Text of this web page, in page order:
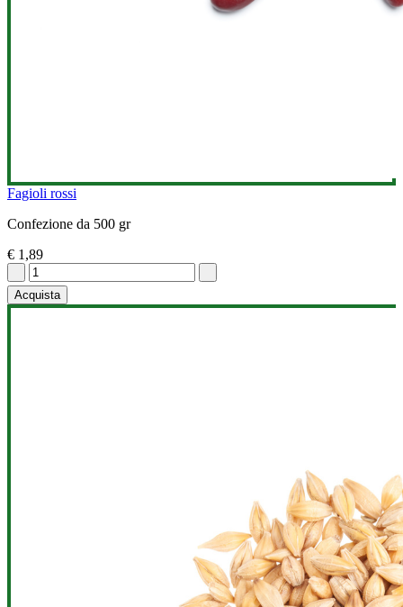
Fagioli rossi
Confezione da 500 gr
€ 1,89
Acquista